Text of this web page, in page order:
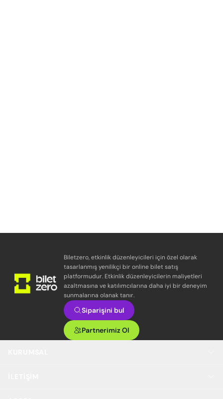
Biletzero, etkinlik düzenleyicileri için özel olarak
tasarlanmış yenilikçi bir online bilet satış
platformudur. Etkinlik düzenleyicilerin maliyetleri
azaltmasına ve katılımcılarına daha iyi bir deneyim
sunmalarına olanak tanır.
Siparişini bul
Partnerimiz Ol